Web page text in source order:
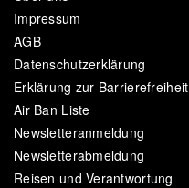
Impressum
AGB
Datenschutzerklärung
Erklärung zur Barrierefreiheit
Air Ban Liste
Newsletteranmeldung
Newsletterabmeldung
Reisen und Verantwortung